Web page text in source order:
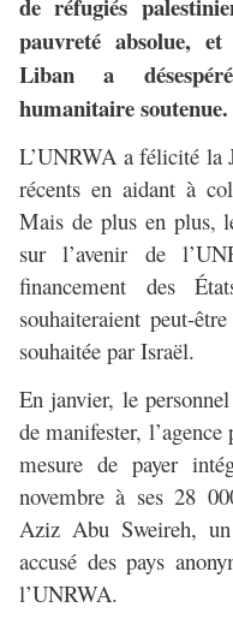
de réfugiés
pauvreté absolue,
Liban a
humanitaire soutenue.
L’UNRWA a félicité la
récents en aidant à
Mais de plus en plus,
sur l’avenir de
financement des
souhaiteraient peut-
souhaitée par Israël.
En janvier, le
de manifester, l’agence
mesure de payer
novembre à ses 28
Aziz Abu Sweireh,
accusé des pays
l’UNRWA.